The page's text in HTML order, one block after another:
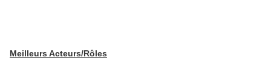
Meilleurs Acteurs/Rôles